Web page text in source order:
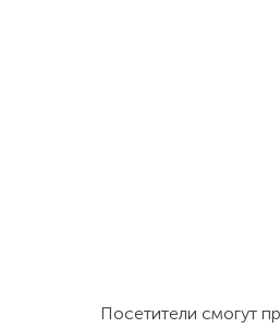
Посетители смогут